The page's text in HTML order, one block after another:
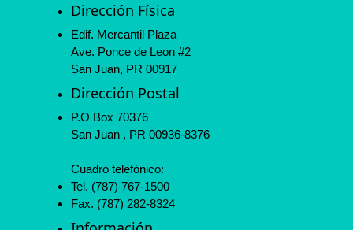
Dirección Física
Edif. Mercantil Plaza
Ave. Ponce de Leon #2
San Juan, PR 00917
Dirección Postal
P.O Box 70376
San Juan , PR 00936-8376
Cuadro telefónico:
Tel. (787) 767-1500
Fax. (787) 282-8324